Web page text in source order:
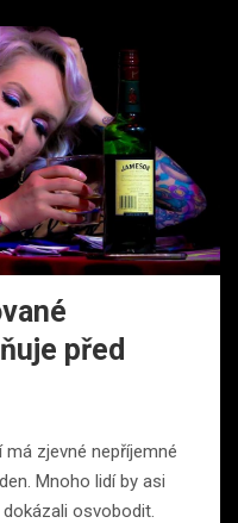
před
zjevné nepříjemné
Mnoho lidí by asi
osvobodit.